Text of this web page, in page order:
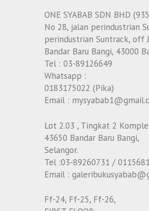
ONE SYABAB SDN BHD
No 28, jalan perindustrian
perindustrian Suntrack, off
Bandar Baru Bangi, 43000
Tel : 03-89126649
Whatsapp :
0183175022 (Pika)
Email :
Lot 2.03 , Tingkat 2
43650 Bandar Baru Bangi,
Selangor.
Tel :03-89260731 /
Email :
Ff-24, Ff-25, Ff-26,